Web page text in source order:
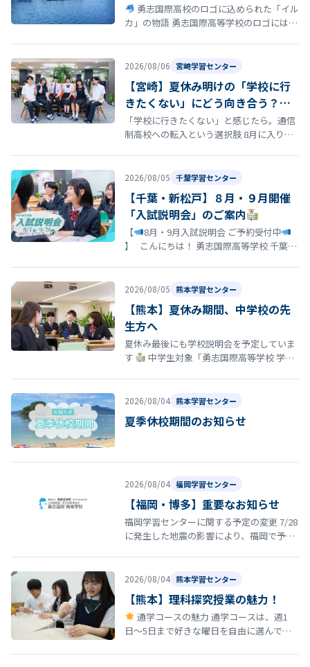
勇志国際高校のロゴに込められた「イル
カ」の物語 勇志国際高等学校のロゴには、
2026/08/06 宮崎学習センター
【宮崎】夏休み明けの「学校に行
きたくない」にどう向き合う？通
信制高校という選択肢
「学校に行きたくない」と感じたら。通信
制高校への転入という選択肢 8月に入り、
2026/08/05 千葉学習センター
【千葉・新松戸】８月・９月開催
「入試説明会」のご案内
【
8月・9月入試説明会 ご予約受付中
】 こんにちは！ 勇志国際高等学校 千葉学
2026/08/05 熊本学習センター
【熊本】夏休み期間、中学校の先
生方へ
夏休み最後にも学校説明会を予定していま
す
中学生対象「勇志国際高等学校 学校
2026/08/04 熊本学習センター
夏季休校期間のお知らせ
2026/08/04 福岡学習センター
【福岡・博多】重要なお知らせ
福岡学習センターに関する予定の変更 7/28
に発生した地震の影響により、福岡で予定
2026/08/04 熊本学習センター
【熊本】理科探究授業の魅力！
通学コースの魅力 通学コースは、週1
日〜5日まで好きな曜日を自由に選んで登
も、途中で曜日を変更しても学費は…